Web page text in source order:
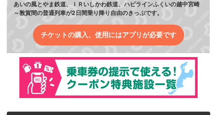
あいの風とやま鉄道、ＩＲいしかわ鉄道、ハピラインふくいの越中宮崎
～敦賀間の普通列車が2日間乗り降り自由のきっぷです。
チケットの購入、使用にはアプリが必要です